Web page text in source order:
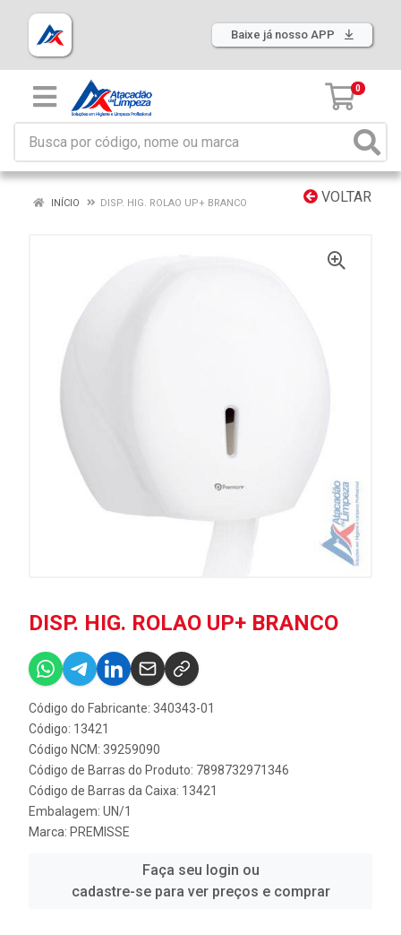
Baixe já nosso APP
0
VOLTAR
INÍCIO DISP. HIG. ROLAO UP+ BRANCO
DISP. HIG. ROLAO UP+ BRANCO
Código do Fabricante: 340343-01
Código: 13421
Código NCM: 39259090
Código de Barras do Produto: 7898732971346
Código de Barras da Caixa: 13421
Embalagem: UN/1
Marca: PREMISSE
Faça seu login ou
cadastre-se para ver preços e comprar